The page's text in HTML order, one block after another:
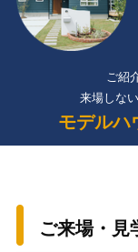
ご紹
来場しな
モデルハ
ご来場・見